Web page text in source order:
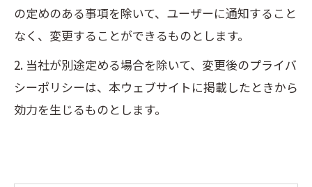
の定めのある事項を除いて、ユーザーに通知すること
なく、変更することができるものとします。
2. 当社が別途定める場合を除いて、変更後のプライバ
シーポリシーは、本ウェブサイトに掲載したときから
効力を生じるものとします。